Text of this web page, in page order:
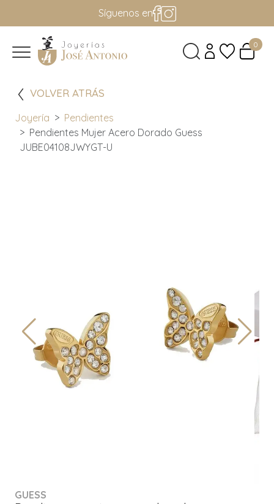
Síguenos en
0
VOLVER ATRÁS
Joyería
Pendientes
Pendientes Mujer Acero Dorado Guess
JUBE04108JWYGT-U
GUESS